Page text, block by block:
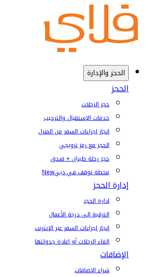
الحجز والإدارة
الحجز
حجز الرحلات
خدمات الإستقبال والترحيب
إنجاز إجراءات السفر من المنزل
الحجز مع رمز ترويجي
حجز رحلة طيران + فندق
محطة توقف في دبيNew
إدارة الحجز
إدارة الحجز
الترقية إلى درجة الأعمال
إنجاز إجراءات السفر عبر الإنترنت
إلغاء الرحلات أو إعادة جدولتها
الإضافات
شراء الإضافات